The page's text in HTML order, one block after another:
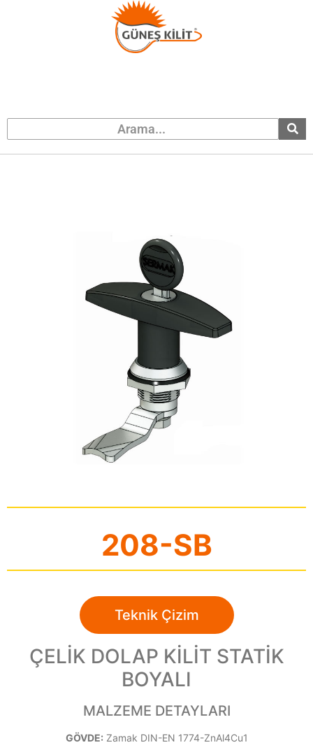
208-SB
Teknik Çizim
ÇELİK DOLAP KİLİT STATİK
BOYALI
MALZEME DETAYLARI
GÖVDE: Zamak DIN-EN 1774-ZnAl4Cu1